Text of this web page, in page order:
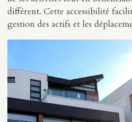
différent. Cette accessibilité
gestion des actifs et les